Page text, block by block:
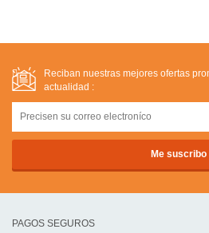
Reciban nuestras mejores ofertas
actualidad :
PAGOS SEGUROS